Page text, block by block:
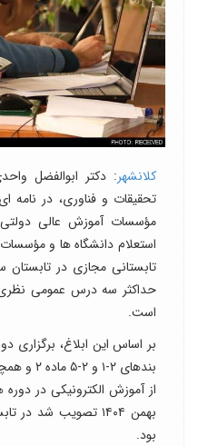
کلانشهر: دکتر ابوالفضل
تحقیقات و فناوری، در
مؤسسات آموزش عالی
استعلام دانشگاه ها و
حداکثر سه درس عمومی نظری
است.
بر اساس این ابلاغ، برگزاری
از آموزش الکترونیکی در
بود.